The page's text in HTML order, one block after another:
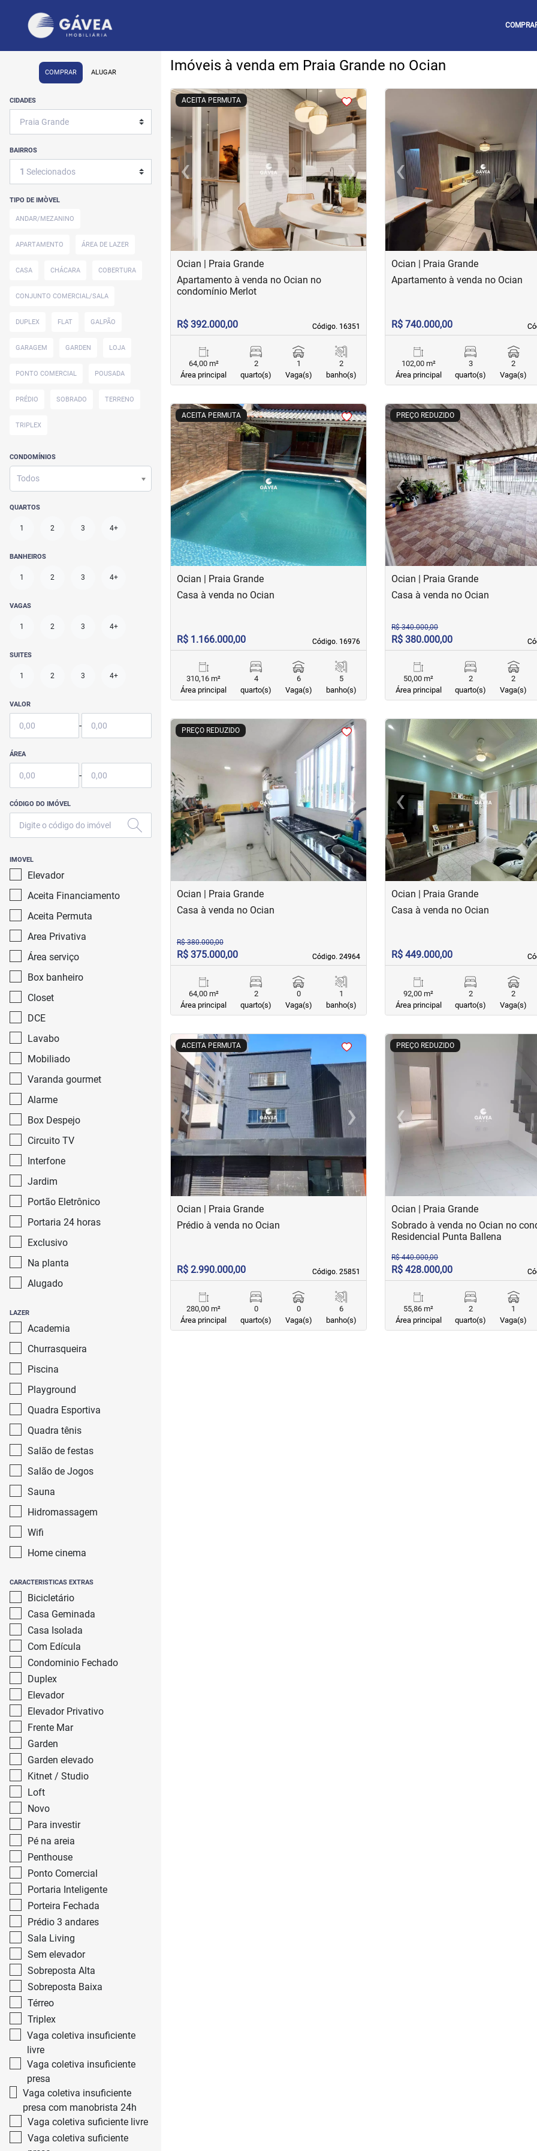
COMPRAR ALUGAR
CIDADES
BAIRROS
1 Selecionados
TIPO DE IMÒVEL
ANDAR/MEZANINO
APARTAMENTO ÁREA DE LAZER
CASA CHÁCARA COBERTURA
CONJUNTO COMERCIAL/SALA
DUPLEX FLAT GALPÃO
GARAGEM GARDEN LOJA
PONTO COMERCIAL POUSADA
PRÉDIO SOBRADO TERRENO
TRIPLEX
CONDOMÍNIOS
Todos
QUARTOS
1 2 3 4+
BANHEIROS
1 2 3 4+
VAGAS
1 2 3 4+
SUITES
1 2 3 4+
VALOR
-
ÁREA
-
CÓDIGO DO IMÓVEL
IMOVEL
Elevador
Aceita Financiamento
Aceita Permuta
Area Privativa
Área serviço
Box banheiro
Closet
DCE
Lavabo
Mobiliado
Varanda gourmet
Alarme
Box Despejo
Circuito TV
Interfone
Jardim
Portão Eletrônico
Portaria 24 horas
Exclusivo
Na planta
Alugado
LAZER
Academia
Churrasqueira
Piscina
Playground
Quadra Esportiva
Quadra tênis
Salão de festas
Salão de Jogos
Sauna
Hidromassagem
Wifi
Home cinema
CARACTERISTICAS EXTRAS
Bicicletário
Casa Geminada
Casa Isolada
Com Edícula
Condominio Fechado
Duplex
Elevador
Elevador Privativo
Frente Mar
Garden
Garden elevado
Kitnet / Studio
Loft
Novo
Para investir
Pé na areia
Penthouse
Ponto Comercial
Portaria Inteligente
Porteira Fechada
Prédio 3 andares
Sala Living
Sem elevador
Sobreposta Alta
Sobreposta Baixa
Térreo
Triplex
Vaga coletiva insuficiente
livre
Vaga coletiva insuficiente
presa
Vaga coletiva insuficiente
presa com manobrista 24h
Vaga coletiva suficiente livre
Vaga coletiva suficiente
Imóveis à venda em Praia Grande no Ocian
ACEITA PERMUTA
<<<<
‹Previous ›Next
Ocian | Praia Grande
Código. 16351
Código. 16351
Apartamento à venda no Ocian no
condomínio Merlot
R$ 392.000,00
64,00 m²
Área principal
2
quarto(s)
1
Vaga(s)
2
banho(s)
<
‹Previous
Ocian | Praia Grande
Apartamento à venda no Ocian
R$ 740.000,00
102,00 m²
Área principal
3
quarto(s)
2
Vaga(s)
ACEITA PERMUTA
<<<<
‹Previous ›Next
Ocian | Praia Grande
Código. 16976
Código. 16976
Casa à venda no Ocian
R$ 1.166.000,00
310,16 m²
Área principal
4
quarto(s)
6
Vaga(s)
5
banho(s)
PREÇO REDUZIDO
<<<<
‹Previous
Ocian | Praia Grande
Casa à venda no Ocian
R$ 340.000,00
R$ 380.000,00
50,00 m²
Área principal
2
quarto(s)
2
Vaga(s)
PREÇO REDUZIDO
<<<
‹Previous ›Next
Ocian | Praia Grande
Código. 24964
Código. 24964
Casa à venda no Ocian
R$ 380.000,00
R$ 375.000,00
64,00 m²
Área principal
2
quarto(s)
0
Vaga(s)
1
banho(s)
<< <<
‹
Previous
Ocian | Praia Grande
Casa à venda no Ocian
R$ 449.000,00
92,00 m²
Área principal
2
quarto(s)
2
Vaga(s)
ACEITA PERMUTA
<<<
‹Previous ›Next
Ocian | Praia Grande
Código. 25851
Código. 25851
Prédio à venda no Ocian
R$ 2.990.000,00
280,00 m²
Área principal
0
quarto(s)
0
Vaga(s)
6
banho(s)
PREÇO REDUZIDO
<<<<
‹
Previous
Ocian | Praia Grande
Sobrado à venda no Ocian no
Residencial Punta Ballena
R$ 440.000,00
R$ 428.000,00
55,86 m²
Área principal
2
quarto(s)
1
Vaga(s)